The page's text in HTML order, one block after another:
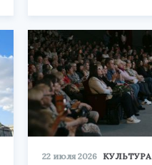
22 июля 2026 КУЛЬТУРА